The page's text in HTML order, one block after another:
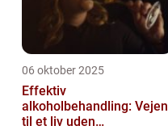
06 oktober 2025
Effektiv
alkoholbehandling: Vejen
til et liv uden